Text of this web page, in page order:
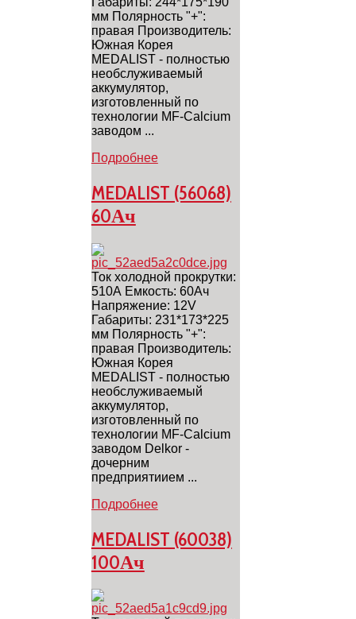
мм Полярность "+":
правая Производитель:
Южная Корея
MEDALIST - полностью
необслуживаемый
аккумулятор,
изготовленный по
технологии MF-Calcium
заводом ...
Подробнее
MEDALIST (56068)
60Ач
Ток холодной прокрутки:
510А Емкость: 60Ач
Напряжение: 12V
Габариты: 231*173*225
мм Полярность "+":
правая Производитель:
Южная Корея
MEDALIST - полностью
необслуживаемый
аккумулятор,
изготовленный по
технологии MF-Calcium
заводом Delkor -
дочерним
предприятиием ...
Подробнее
MEDALIST (60038)
100Ач